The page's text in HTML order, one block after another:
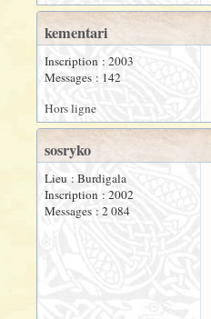
kementari
Inscription : 2003
Messages : 142
Hors ligne
sosryko
Lieu : Burdigala
Inscription : 2002
Messages : 2 084